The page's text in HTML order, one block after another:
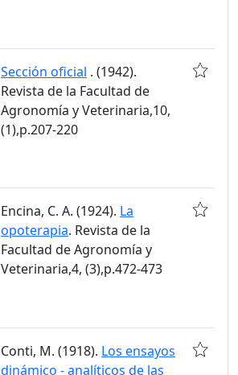
Sección oficial . (1942).
Revista de la Facultad de
Agronomía y Veterinaria,10,
(1),p.207-220
Encina, C. A. (1924). La
opoterapia. Revista de la
Facultad de Agronomía y
Veterinaria,4, (3),p.472-473
Conti, M. (1918). Los ensayos
dinámico - analíticos de las